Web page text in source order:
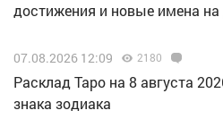
достижения и новые имена на
07.08.2026 12:09 2180
Расклад Таро на 8 августа
знака зодиака